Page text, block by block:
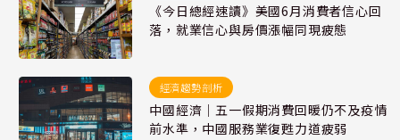
《今日總經速讀》美國6月消費者信心回
落，就業信心與房價漲幅同現疲態
經濟趨勢剖析
中國經濟｜五一假期消費回暖仍不及疫情
前水準，中國服務業復甦力道疲弱